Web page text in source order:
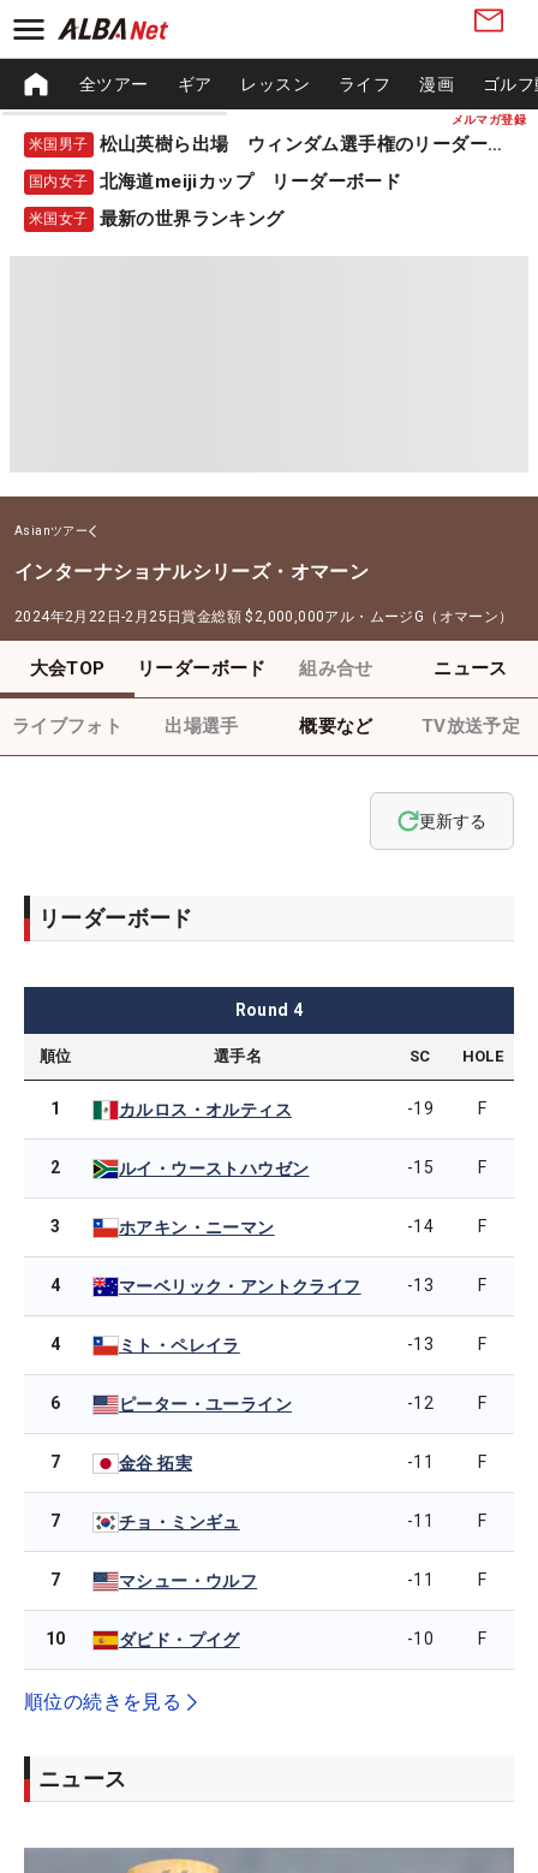
メルマガ登録
全ツアー ギア レッスン ライフ 漫画 ゴル
米国男子 松山英樹ら出場 ウィンダム選手権のリーダーボード
国内女子 北海道meijiカップ リーダーボード
米国女子 最新の世界ランキング
Asianツアー
インターナショナルシリーズ・オマーン
2024年2月22日-2月25日賞金総額 $2,000,000アル・ムージG（オマーン）
大会TOP リーダーボード 組み合せ ニュース
ライブフォト 出場選手 概要など TV放送予定
更新する
リーダーボード
Round 4
順位 選手名 SC HOLE
1 カルロス・オルティス -19 F
2 ルイ・ウーストハウゼン -15 F
3 ホアキン・ニーマン -14 F
4 マーベリック・アントクライフ -13 F
4 ミト・ペレイラ -13 F
6 ピーター・ユーライン -12 F
7 金谷 拓実 -11 F
7 チョ・ミンギュ -11 F
7 マシュー・ウルフ -11 F
10 ダビド・プイグ -10 F
順位の続きを見る
ニュース